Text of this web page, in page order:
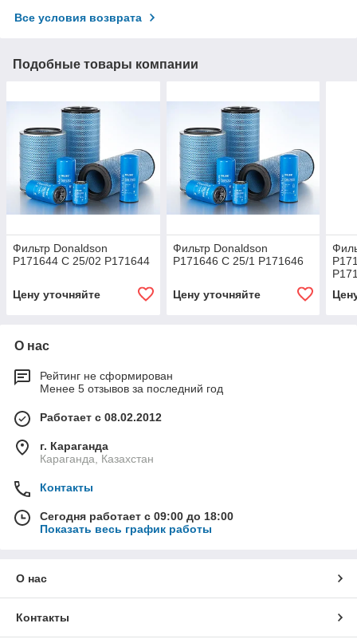
Все условия возврата
Подобные товары компании
Фильтр Donaldson
P171644 C 25/02 P171644
Цену уточняйте
Фильтр Donaldson
P171646 C 25/1 P171646
Цену уточняйте
О нас
Рейтинг не сформирован
Менее 5 отзывов за последний год
Работает с 08.02.2012
г. Караганда
Караганда, Казахстан
Контакты
Сегодня работает с 09:00 до 18:00
Показать весь график работы
О нас
Контакты